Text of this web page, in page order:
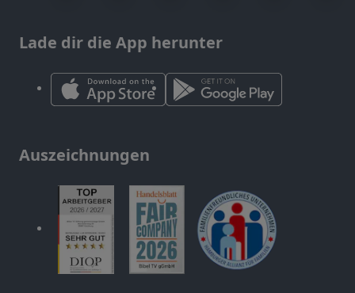
Lade dir die App herunter
Auszeichnungen